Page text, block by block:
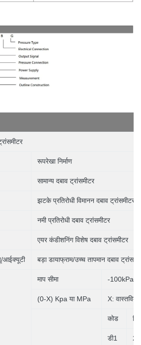
रूपरेखा निर्माण
सामान्य दबाव ट्रांसमीटर
झटके प्रतिरोधी विमानन दबाव ट्रांसमीटर
नमी प्रतिरोधी दबाव ट्रांसमीटर
एयर कंडीशनिंग विशेष दबाव ट्रांसमीटर
आईक्यूटी बड़ा डायाफ्राम/उच्च तापमान दबाव
माप सीमा -
(0-X) Kpa या MPa X: वास्तविक
कोड
डी1 24